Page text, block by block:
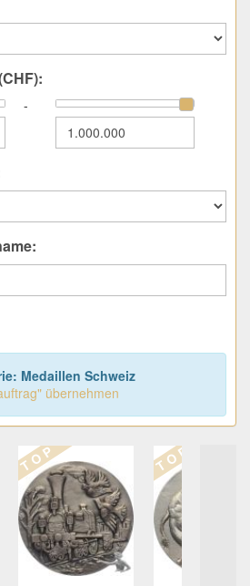
-
Medaillen Schweiz
übernehmen
T O P